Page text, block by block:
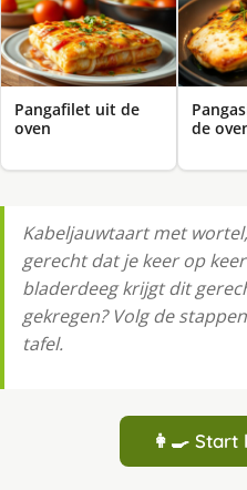
Pangafilet uit de
oven
de
Kabeljauwtaart met
gerecht dat je keer op
bladerdeeg krijgt dit
gekregen? Volg de
tafel.
👩‍🍳 Start